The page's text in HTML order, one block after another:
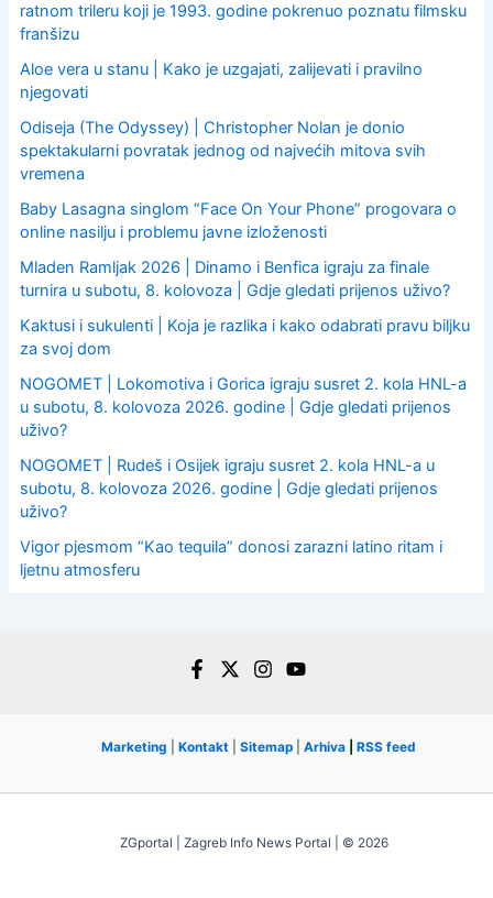
ratnom trileru koji je 1993. godine pokrenuo poznatu filmsku
franšizu
Aloe vera u stanu | Kako je uzgajati, zalijevati i pravilno
njegovati
Odiseja (The Odyssey) | Christopher Nolan je donio
spektakularni povratak jednog od najvećih mitova svih
vremena
Baby Lasagna singlom “Face On Your Phone” progovara o
online nasilju i problemu javne izloženosti
Mladen Ramljak 2026 | Dinamo i Benfica igraju za finale
turnira u subotu, 8. kolovoza | Gdje gledati prijenos uživo?
Kaktusi i sukulenti | Koja je razlika i kako odabrati pravu biljku
za svoj dom
NOGOMET | Lokomotiva i Gorica igraju susret 2. kola HNL-a
u subotu, 8. kolovoza 2026. godine | Gdje gledati prijenos
uživo?
NOGOMET | Rudeš i Osijek igraju susret 2. kola HNL-a u
subotu, 8. kolovoza 2026. godine | Gdje gledati prijenos
uživo?
Vigor pjesmom “Kao tequila” donosi zarazni latino ritam i
ljetnu atmosferu
Marketing Kontakt Sitemap Arhiva RSS feed
ZGportal | Zagreb Info News Portal | © 2026